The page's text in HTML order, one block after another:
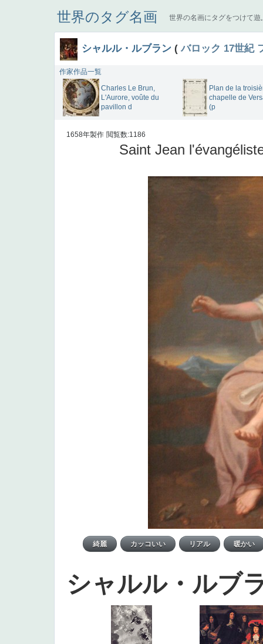
世界のタグ名画 世界の名画にタグをつけて遊
シャルル・ルブラン (バロック 17世紀
作家作品一覧
Charles Le Brun,
L'Aurore, voûte du
pavillon d
Plan de la
chapelle de
(p
1658年製作 閲覧数:1186
Saint Jean
シャルル・ルブ